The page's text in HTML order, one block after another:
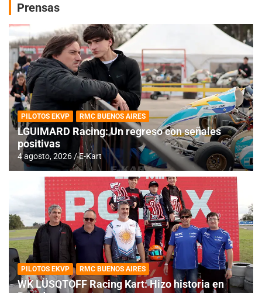
Prensas
PILOTOS EKVP RMC BUENOS AIRES
LGUIMARD Racing: Un regreso con señales
positivas
4 agosto, 2026 E-Kart
PILOTOS EKVP RMC BUENOS AIRES
WK LÜSQTOFF Racing Kart: Hizo historia en